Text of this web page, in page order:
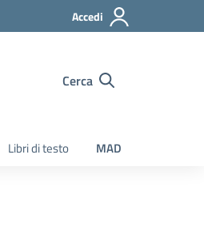
Accedi
Cerca
Libri di testo MAD